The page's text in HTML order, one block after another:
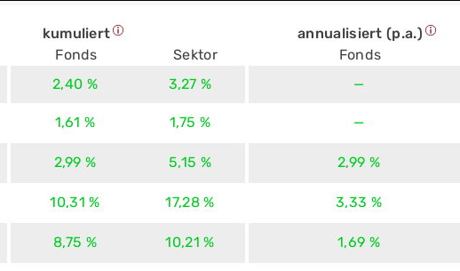
kumuliert
Fonds
Sektor
annualisiert (p.a.)
Fonds
2,40 % 3,27 % —
1,61 % 1,75 % —
2,99 % 5,15 % 2,99 %
10,31 % 17,28 % 3,33 %
8,75 % 10,21 % 1,69 %